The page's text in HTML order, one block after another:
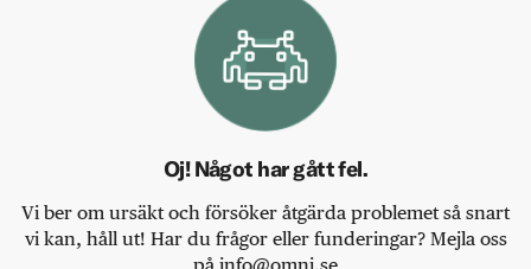
Oj! Något har gått fel.
Vi ber om ursäkt och försöker åtgärda problemet så snart
vi kan, håll ut! Har du frågor eller funderingar? Mejla oss